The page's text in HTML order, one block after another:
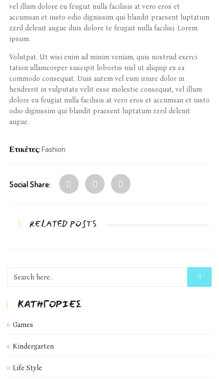
vel illum dolore eu feugiat nulla facilisis at vero eros et
accumsan et iusto odio dignissim qui blandit praesent luptatum
zzril delenit augue duis dolore te feugait nulla facilisi. Lorem
ipsum.
Volutpat. Ut wisi enim ad minim veniam, quis nostrud exerci
tation ullamcorper suscipit lobortis nisl ut aliquip ex ea
commodo consequat. Duis autem vel eum iriure dolor in
hendrerit in vulputate velit esse molestie consequat, vel illum
dolore eu feugiat nulla facilisis at vero eros et accumsan et iusto
odio dignissim qui blandit praesent luptatum zzril delenit
augue.
Ετικέτες: Fashion
Social Share:
RELATED POSTS
KΑΤΗΓΟΡΊΕΣ
Games
Kindergarten
Life Style